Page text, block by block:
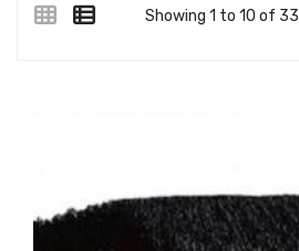
Showing 1 to 10 of 33